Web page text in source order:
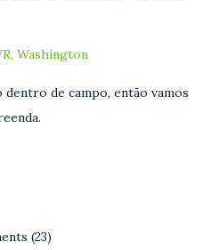
Washington
de campo, então vamos
(23)